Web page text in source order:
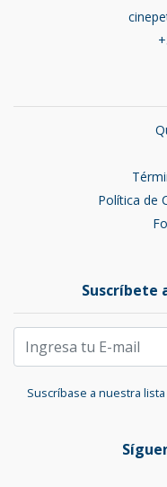
Política de
Suscríbete
Suscríbase a nuestra